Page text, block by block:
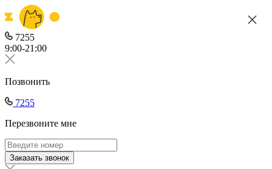
7255
9:00-21:00
Позвонить
7255
Перезвоните мне
Заказать звонок